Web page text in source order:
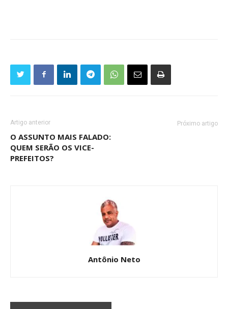
Artigo anterior
O ASSUNTO MAIS FALADO:
QUEM SERÃO OS VICE-
PREFEITOS?
Próximo artigo
Antônio Neto